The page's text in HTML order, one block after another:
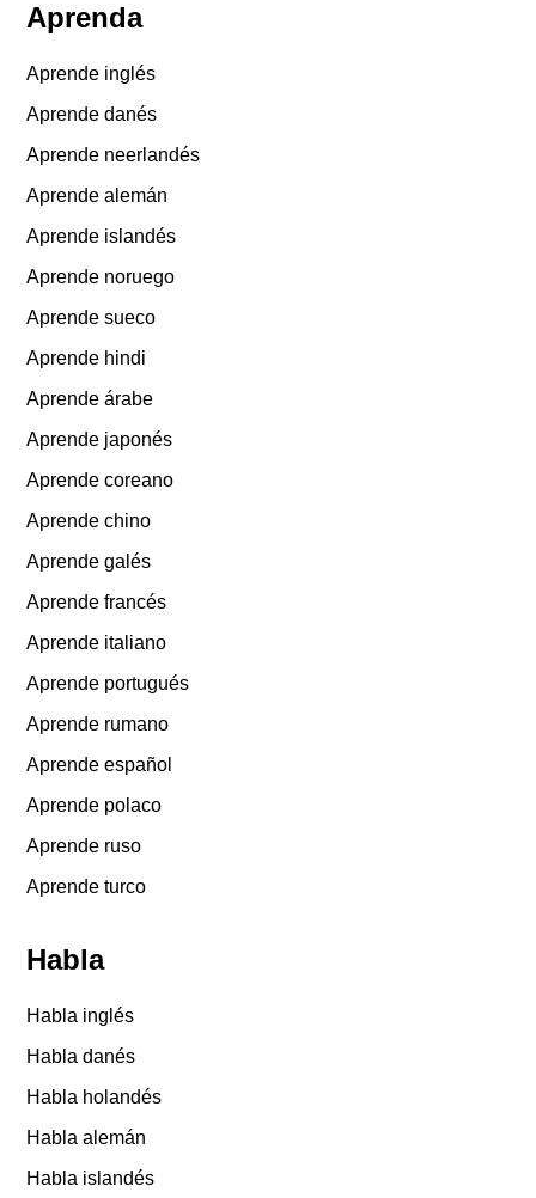
Aprenda
Aprende inglés
Aprende danés
Aprende neerlandés
Aprende alemán
Aprende islandés
Aprende noruego
Aprende sueco
Aprende hindi
Aprende árabe
Aprende japonés
Aprende coreano
Aprende chino
Aprende galés
Aprende francés
Aprende italiano
Aprende portugués
Aprende rumano
Aprende español
Aprende polaco
Aprende ruso
Aprende turco
Habla
Habla inglés
Habla danés
Habla holandés
Habla alemán
Habla islandés